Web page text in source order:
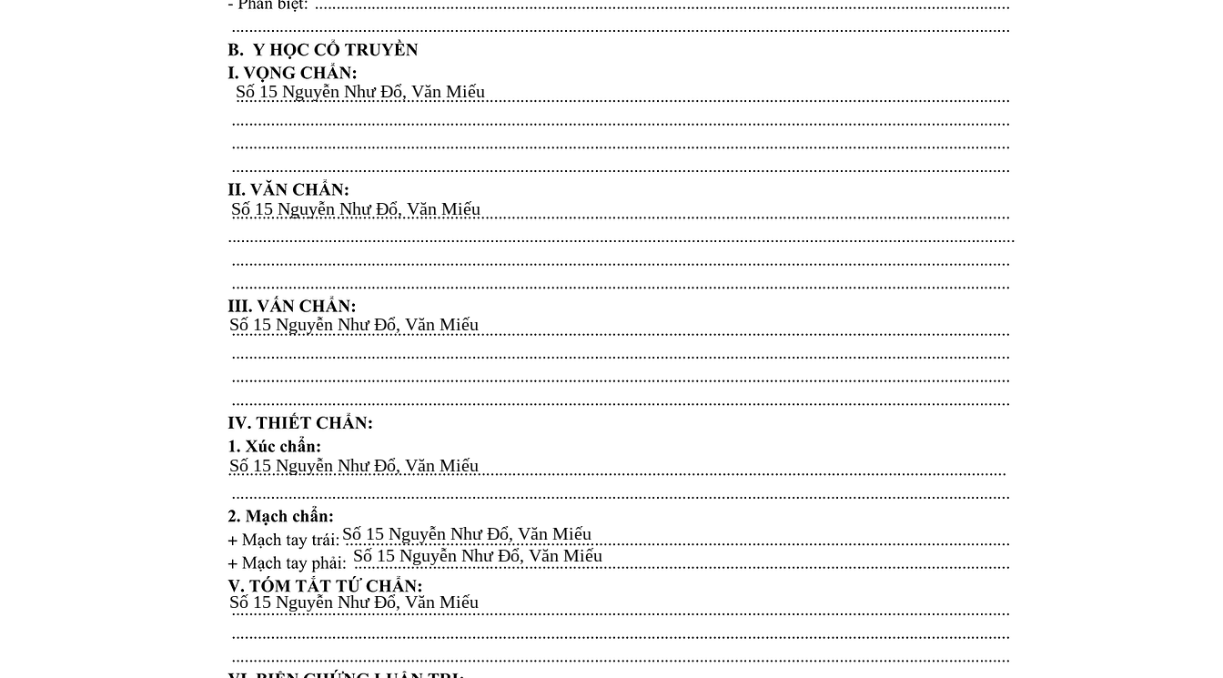
Số 15 Nguyễn Như Đổ, Văn Miếu​​​​
Số 15 Nguyễn Như Đổ, Văn Miếu​​​​
Số 15 Nguyễn Như Đổ, Văn Miếu​​​​
Số 15 Nguyễn Như Đổ, Văn Miếu​​​​
Số 15 Nguyễn Như Đổ, Văn Miếu​​​​
Số 15 Nguyễn Như Đổ, Văn Miếu​​​​
Số 15 Nguyễn Như Đổ, Văn Miếu​​​​